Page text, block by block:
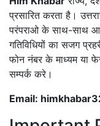
प्रसारित करता है।
परंपराओ के साथ-साथ
गतिविधियों का सजग
फोन नंबर के माध्यम या
सम्पर्क करे।
Email: